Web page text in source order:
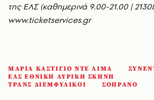
της ΕΛΣ (καθημερινά 9.00-21.00 |
www.ticketservices.gr
ΜΑΡΙΑ ΚΑΣΤΙΓΙΟ ΝΤΕ ΛΙΜΑ
ΕΛΣ ΕΘΝΙΚΗ ΛΥΡΙΚΗ ΣΚΗΝΗ
ΤΡΑΝΣ ΔΙΕΜΦΥΛΙΚΟΙ
ΣΟΠΡΑΝΟ